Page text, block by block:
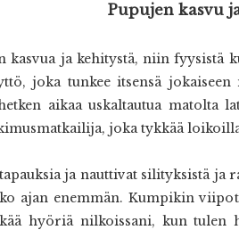
Pupujen kasvu
kasvua ja kehitystä, niin
joka tunkee itsensä
aikaa uskaltautua
joka tykkää
ja nauttivat silityksistä ja
ajan enemmän. Kumpikin
hyöriä nilkoissani, kun tulen